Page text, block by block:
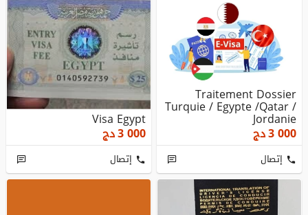
Traitement Dossier
Turquie / Egypte /Qatar /
Jordanie
3 000دج
إتصال
Visa Egypt
3 000دج
إتصال